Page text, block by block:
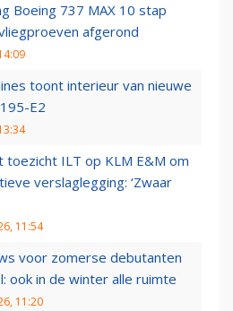
Boeing 737 MAX 10 stap
afgerond
toont interieur van nieuwe
E2
toezicht ILT op KLM E&M om
verslaglegging: ‘Zwaar
11:54
voor zomerse debutanten
ook in de winter alle ruimte
11:20